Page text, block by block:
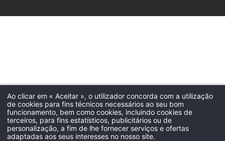
Ao clicar em « Aceitar », o utilizador concorda com a utilização
de cookies para fins técnicos necessários ao seu bom
funcionamento, bem como cookies, incluindo cookies de
terceiros, para fins estatísticos, publicitários ou de
personalização, a fim de lhe fornecer serviços e ofertas
adaptadas aos seus interesses no nosso site.